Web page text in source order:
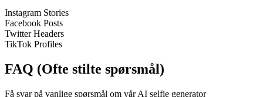
Instagram Stories
Facebook Posts
Twitter Headers
TikTok Profiles
FAQ (Ofte stilte spørsmål)
Få svar på vanlige spørsmål om vår AI selfie generator